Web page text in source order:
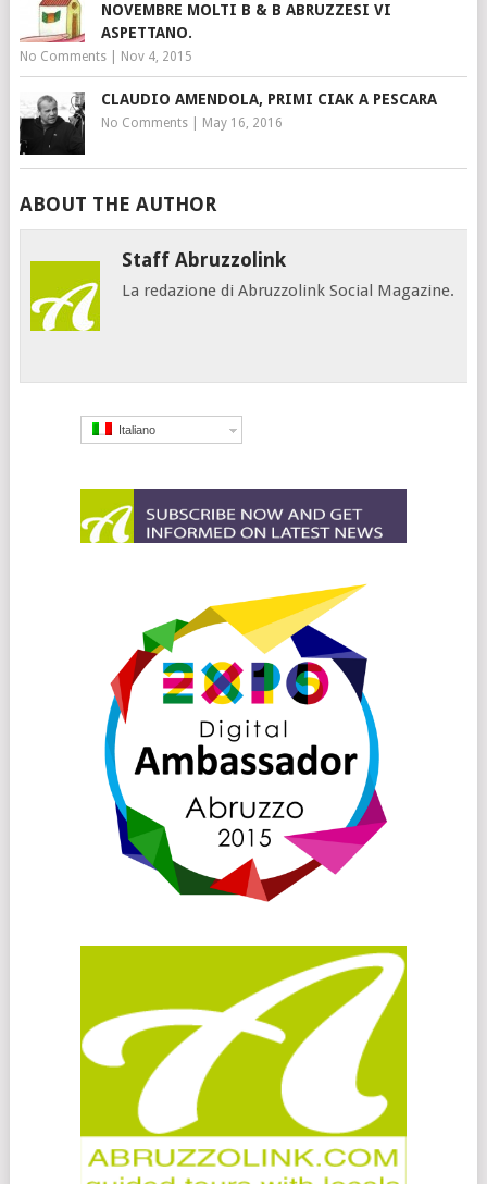
NOVEMBRE MOLTI B & B ABRUZZESI VI
ASPETTANO.
No Comments| Nov 4, 2015
CLAUDIO AMENDOLA, PRIMI CIAK A PESCARA
No Comments| May 16, 2016
ABOUT THE AUTHOR
Staff Abruzzolink
La redazione di Abruzzolink Social Magazine.
Italiano